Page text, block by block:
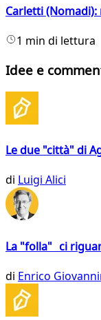
Carletti
1 min di lettura
Idee e
Le due "città" di
di Luigi Alici
La "folla" ci
di Enrico